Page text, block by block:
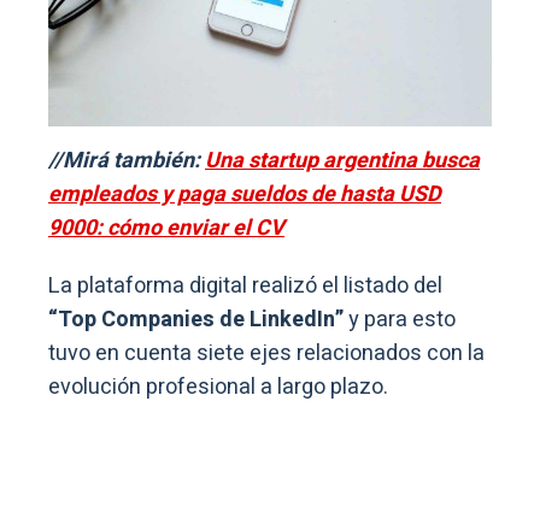
//Mirá también:Una startup argentina busca
empleados y paga sueldos de hasta USD
9000: cómo enviar el CV
La plataforma digital realizó el listado del
“Top Companies de LinkedIn”y para esto
tuvo en cuenta siete ejes relacionados con la
evolución profesional a largo plazo.